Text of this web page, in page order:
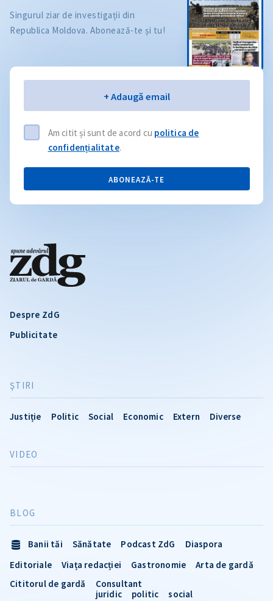
Despre ZdG
Publicitate
ŞTIRI
Justiție Politic Social Economic Extern Diverse
VIDEO
BLOG
Banii tăi Sănătate Podcast ZdG
Diaspora
Editoriale
Viața redacției Gastronomie
Arta de gardă
Cititorul de gardă
Consultant
juridic
politic social
Singurul ziar de investigații din
Republica Moldova. Abonează-te și tu!
+ Adaugă email
Am citit și sunt de acord cu politica de
confidențialitate.
ABONEAZĂ-TE